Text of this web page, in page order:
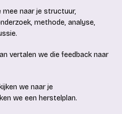
mee naar je structuur,
methode, analyse,
vertalen we die feedback naar
we naar je
we een herstelplan.